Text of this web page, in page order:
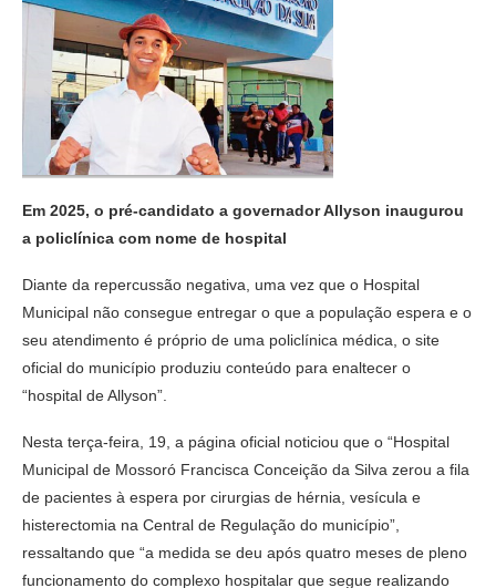
Em 2025, o pré-candidato a governador Allyson inaugurou
a policlínica com nome de hospital
Diante da repercussão negativa, uma vez que o Hospital
Municipal não consegue entregar o que a população espera e o
seu atendimento é próprio de uma policlínica médica, o site
oficial do município produziu conteúdo para enaltecer o
“hospital de Allyson”.
Nesta terça-feira, 19, a página oficial noticiou que o “Hospital
Municipal de Mossoró Francisca Conceição da Silva zerou a fila
de pacientes à espera por cirurgias de hérnia, vesícula e
histerectomia na Central de Regulação do município”,
ressaltando que “a medida se deu após quatro meses de pleno
funcionamento do complexo hospitalar que segue realizando